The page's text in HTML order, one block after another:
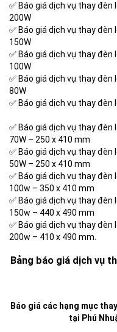
✅ Báo giá dịch vụ thay đèn
200W
✅ Báo giá dịch vụ thay đèn
150W
✅ Báo giá dịch vụ thay đèn
100W
✅ Báo giá dịch vụ thay đèn
80W
✅ Báo giá dịch vụ thay đèn
✅ Báo giá dịch vụ thay đèn
70W – 250 x 410 mm
✅ Báo giá dịch vụ thay đèn
50W – 250 x 410 mm
✅ Báo giá dịch vụ thay đèn
100w – 350 x 410 mm
✅ Báo giá dịch vụ thay đèn
150w – 440 x 490 mm
✅ Báo giá dịch vụ thay đèn
200w – 410 x 490 mm.
Bảng báo giá dịch vụ
Báo giá các hạng mục
tại Phú